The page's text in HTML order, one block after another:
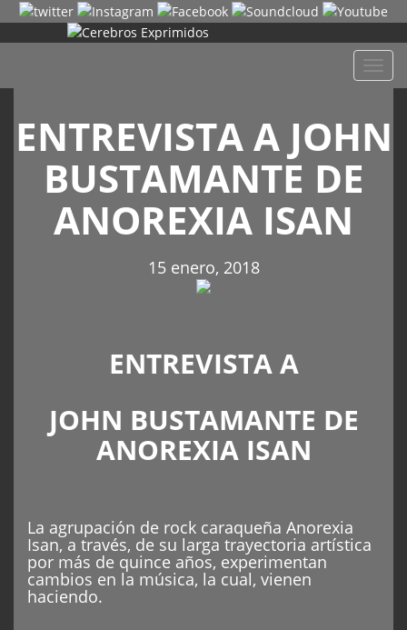
ENTREVISTA A JOHN
BUSTAMANTE DE
ANOREXIA ISAN
15 enero, 2018
ENTREVISTA A
JOHN BUSTAMANTE DE
ANOREXIA ISAN
La agrupación de rock caraqueña Anorexia
Isan, a través, de su larga trayectoria artística
por más de quince años, experimentan
cambios en la música, la cual, vienen
haciendo.